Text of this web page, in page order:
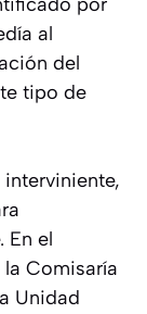
al
del
tipo de
En el
Comisaría
Unidad